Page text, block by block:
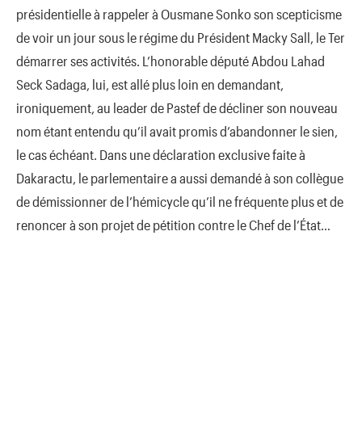
présidentielle à rappeler à Ousmane Sonko son scepticisme
de voir un jour sous le régime du Président Macky Sall, le Ter
démarrer ses activités. L’honorable député Abdou Lahad
Seck Sadaga, lui, est allé plus loin en demandant,
ironiquement, au leader de Pastef de décliner son nouveau
nom étant entendu qu’il avait promis d’abandonner le sien,
le cas échéant. Dans une déclaration exclusive faite à
Dakaractu, le parlementaire a aussi demandé à son collègue
de démissionner de l’hémicycle qu’il ne fréquente plus et de
renoncer à son projet de pétition contre le Chef de l’État…